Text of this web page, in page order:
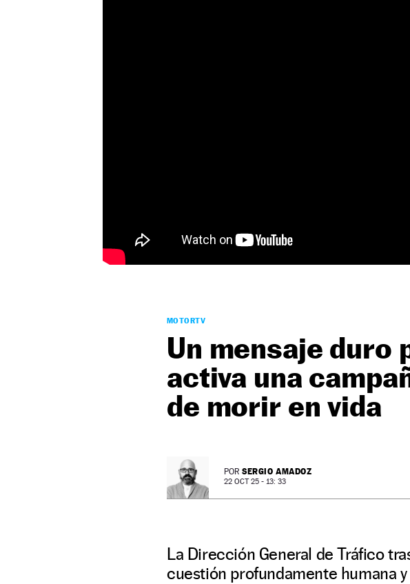
MOTORTV
Un mensaje duro
activa una
de morir en vida
POR SERGIO AMADOZ
22 OCT 25 - 13: 33
La Dirección General de Tráfico
cuestión profundamente humana